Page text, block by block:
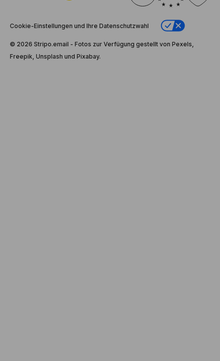
Cookie-Einstellungen und Ihre Datenschutzwahl
© 2026 Stripо.email - Fotos zur Verfügung gestellt von Pexels,
Freepik, Unsplash und Pixabay.